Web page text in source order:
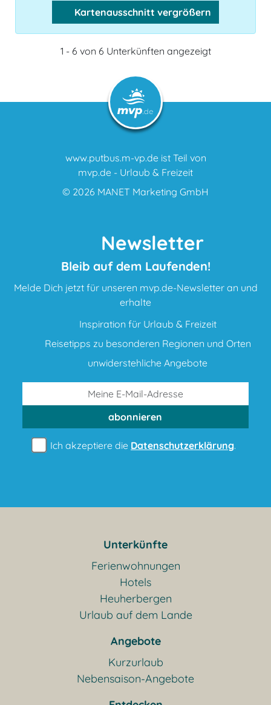
Kartenausschnitt vergrößern
1 - 6 von 6 Unterkünften angezeigt
www.putbus.m-vp.de ist Teil von
mvp.de - Urlaub & Freizeit
© 2026 MANET Marketing GmbH
Newsletter
Bleib auf dem Laufenden!
Melde Dich jetzt für unseren mvp.de-Newsletter an und
erhalte
Inspiration für Urlaub & Freizeit
Reisetipps zu besonderen Regionen und Orten
unwiderstehliche Angebote
abonnieren
Ich akzeptiere die Datenschutzerklärung.
Unterkünfte
Ferienwohnungen
Hotels
Heuherbergen
Urlaub auf dem Lande
Angebote
Kurzurlaub
Nebensaison-Angebote